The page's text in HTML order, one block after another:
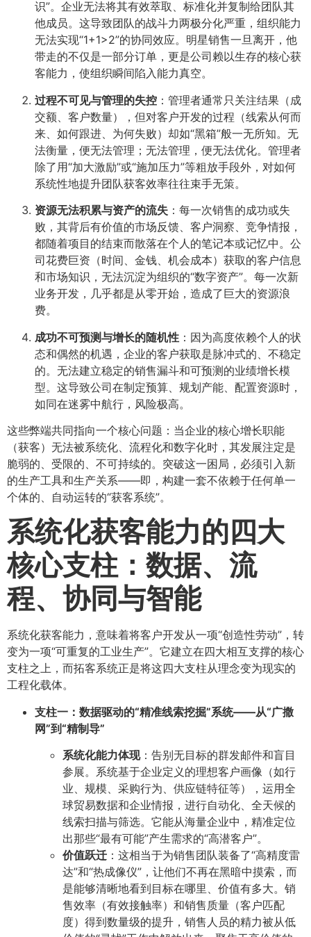
识”。企业无法将其有效萃取、标准化并复制给团队其
他成员。这导致团队的战斗力两极分化严重，组织能力
无法实现“1+1>2”的协同效应。明星销售一旦离开，他
带走的不仅是一部分订单，更是公司赖以生存的核心获
客能力，使组织瞬间陷入能力真空。
过程不可见与管理的失控 ：管理者通常只关注结果（成
交额、客户数量），但对客户开发的过程（线索从何而
来、如何跟进、为何失败）却如“黑箱”般一无所知。无
法衡量，便无法管理；无法管理，便无法优化。管理者
除了用“加大激励”或“施加压力”等粗放手段外，对如何
系统性地提升团队获客效率往往束手无策。
资源无法积累与资产的流失 ：每一次销售的成功或失
败，其背后有价值的市场反馈、客户洞察、竞争情报，
都随着项目的结束而散落在个人的笔记本或记忆中。公
司花费巨资（时间、金钱、机会成本）获取的客户信息
和市场知识，无法沉淀为组织的“数字资产”。每一次新
业务开发，几乎都是从零开始，造成了巨大的资源浪
费。
成功不可预测与增长的随机性 ：因为高度依赖个人的状
态和偶然的机遇，企业的客户获取是脉冲式的、不稳定
的。无法建立稳定的销售漏斗和可预测的业绩增长模
型。这导致公司在制定预算、规划产能、配置资源时，
如同在迷雾中航行，风险极高。
这些弊端共同指向一个核心问题：当企业的核心增长职能
（获客）无法被系统化、流程化和数字化时，其发展注定是
脆弱的、受限的、不可持续的。突破这一困局，必须引入新
的生产工具和生产关系——即，构建一套不依赖于任何单一
个体的、自动运转的“获客系统”。
系统化获客能力的四大
核心支柱：数据、流
程、协同与智能
系统化获客能力，意味着将客户开发从一项“创造性劳动”，转
变为一项“可重复的工业生产”。它建立在四大相互支撑的核心
支柱之上，而拓客系统正是将这四大支柱从理念变为现实的
工程化载体。
支柱一：数据驱动的“精准线索挖掘”系统——从“广撒
网”到“精制导”
系统化能力体现：告别无目标的群发邮件和盲目
参展。系统基于企业定义的理想客户画像（如行
业、规模、采购行为、供应链特征等），运用全
球贸易数据和企业情报，进行自动化、全天候的
线索扫描与筛选。它能从海量企业中，精准定位
出那些“最有可能”产生需求的“高潜客户”。
价值跃迁 ：这相当于为销售团队装备了“高精度雷
达”和“热成像仪”，让他们不再在黑暗中摸索，而
是能够清晰地看到目标在哪里、价值有多大。销
售效率（有效接触率）和销售质量（客户匹配
度）得到数量级的提升，销售人员的精力被从低